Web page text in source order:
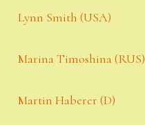
Lynn Smith (USA)
Marina Timoshina (RUS)
Martin Haberer (D)